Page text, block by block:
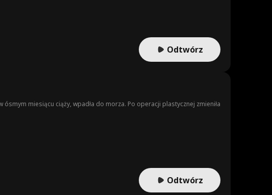
Odtwórz
miesiącu ciąży, wpadła do morza. Po operacji plastycznej zmieniła
Odtwórz